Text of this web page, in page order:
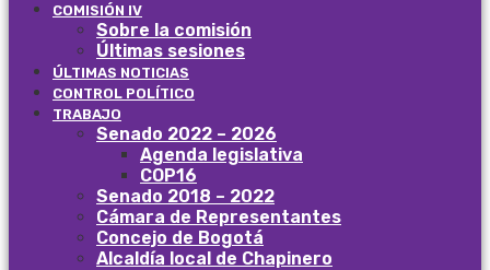
COMISIÓN IV
Sobre la comisión
Últimas sesiones
ÚLTIMAS NOTICIAS
CONTROL POLÍTICO
TRABAJO
Senado 2022 – 2026
Agenda legislativa
COP16
Senado 2018 – 2022
Cámara de Representantes
Concejo de Bogotá
Alcaldía local de Chapinero